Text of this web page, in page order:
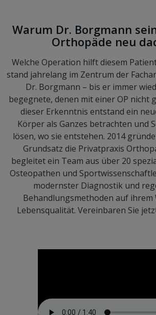
Warum Dr. Borgmann
Orthopäde neu
Welche Operation hilft diesem
stand jahrelang im Zentrum der
Dr. Borgmann – bis er immer
begegnete, denen mit einer OP nicht
dieser Erkenntnis entstand ein
Körper als Ganzes betrachten und
lösen, wo sie entstehen. 2014
Grundsatz die Privatpraxis
begleitet ein Team aus über 20
Osteopathen und
modernster Diagnostik und
Behandlungsmethoden auf ihrem
Lebensqualität. Vereinbaren Sie